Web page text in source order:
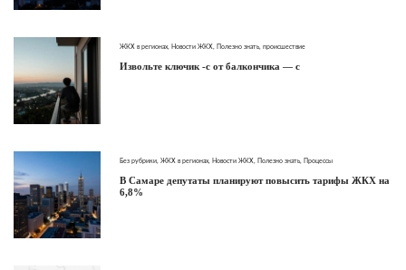
ЖКХ в регионах Новости ЖКХ Полезно знать, происшествие
Извольте ключик -с от балкончика — с
Без рубрики ЖКХ в регионах Новости ЖКХ Полезно знать, Процессы
В Самаре депутаты планируют повысить тарифы ЖКХ на
6,8%